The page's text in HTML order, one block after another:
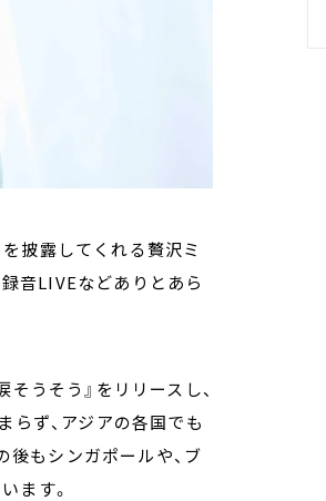
披露してくれる贅沢ミ
録音LIVEなどありとあら
うそう』をリリースし、
らず、アジアの各国でも
後もシンガポールや、ブ
ます。